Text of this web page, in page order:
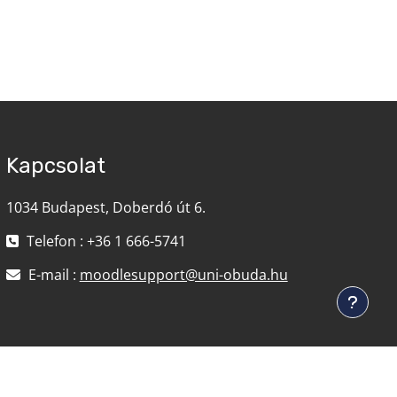
Kapcsolat
1034 Budapest, Doberdó út 6.
Telefon : +36 1 666-5741
E-mail : moodlesupport@uni-obuda.hu